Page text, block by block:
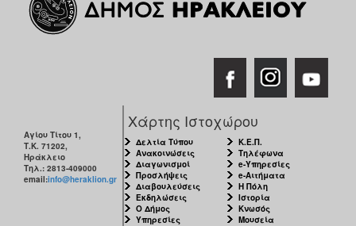
Αγίου Τίτου 1,
Τ.Κ. 71202,
Ηράκλειο
Τηλ.: 2813-409000
email:info@heraklion.gr
Χάρτης Ιστοχώρου
Δελτία Τύπου
Ανακοινώσεις
Διαγωνισμοί
Προσλήψεις
Διαβουλεύσεις
Εκδηλώσεις
Ο Δήμος
Υπηρεσίες
Κ.Ε.Π.
Τηλέφωνα
e-Υπηρεσίες
e-Αιτήματα
Η Πόλη
Ιστορία
Κνωσός
Μουσεία